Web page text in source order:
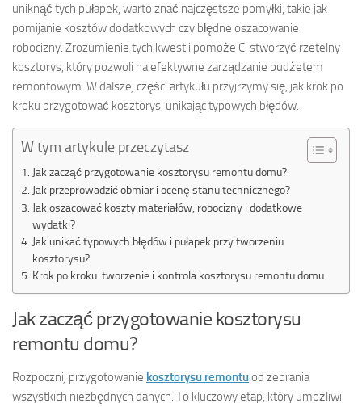
uniknąć tych pułapek, warto znać najczęstsze pomyłki, takie jak
pomijanie kosztów dodatkowych czy błędne oszacowanie
robocizny. Zrozumienie tych kwestii pomoże Ci stworzyć rzetelny
kosztorys, który pozwoli na efektywne zarządzanie budżetem
remontowym. W dalszej części artykułu przyjrzymy się, jak krok po
kroku przygotować kosztorys, unikając typowych błędów.
W tym artykule przeczytasz
Jak zacząć przygotowanie kosztorysu remontu domu?
Jak przeprowadzić obmiar i ocenę stanu technicznego?
Jak oszacować koszty materiałów, robocizny i dodatkowe
wydatki?
Jak unikać typowych błędów i pułapek przy tworzeniu
kosztorysu?
Krok po kroku: tworzenie i kontrola kosztorysu remontu domu
Jak zacząć przygotowanie kosztorysu
remontu domu?
Rozpocznij przygotowanie kosztorysu remontuod zebrania
wszystkich niezbędnych danych. To kluczowy etap, który umożliwi